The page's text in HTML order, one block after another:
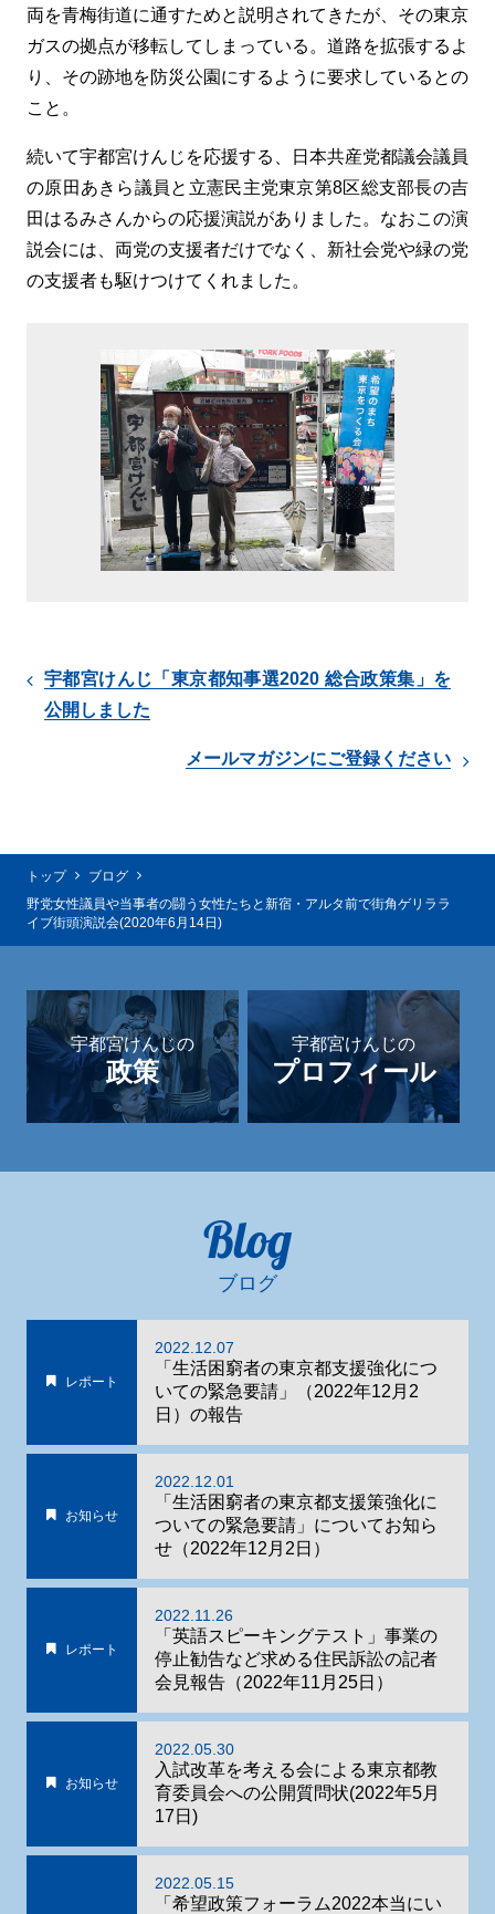
両を青梅街道に通すためと説明されてきたが、その東京
ガスの拠点が移転してしまっている。道路を拡張するよ
り、その跡地を防災公園にするように要求しているとの
こと。
続いて宇都宮けんじを応援する、日本共産党都議会議員
の原田あきら議員と立憲民主党東京第8区総支部長の吉
田はるみさんからの応援演説がありました。なおこの演
説会には、両党の支援者だけでなく、新社会党や緑の党
の支援者も駆けつけてくれました。
宇都宮けんじ「東京都知事選2020 総合政策集」を
公開しました
メールマガジンにご登録ください
トップ
ブログ
野党女性議員や当事者の闘う女性たちと新宿・アルタ前で街角ゲリララ
イブ街頭演説会(2020年6月14日)
宇都宮けんじの
政策
宇都宮けんじの
プロフィール
Blog
ブログ
レポート
2022.12.07
「生活困窮者の東京都支援強化につ
いての緊急要請」（2022年12月2
日）の報告
お知らせ
2022.12.01
「生活困窮者の東京都支援策強化に
ついての緊急要請」についてお知ら
せ（2022年12月2日）
レポート
2022.11.26
「英語スピーキングテスト」事業の
停止勧告など求める住民訴訟の記者
会見報告（2022年11月25日）
お知らせ
2022.05.30
入試改革を考える会による東京都教
育委員会への公開質問状(2022年5月
17日)
2022.05.15
「希望政策フォーラム2022本当にい